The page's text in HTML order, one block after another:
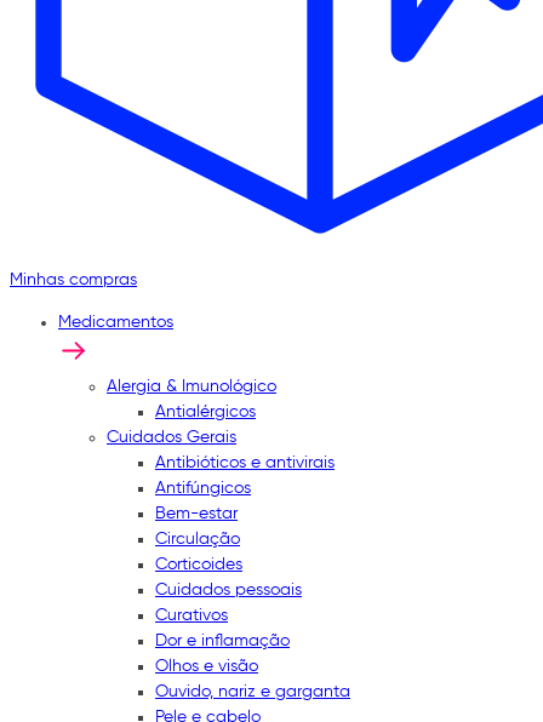
Minhas compras
Medicamentos
Alergia & Imunológico
Antialérgicos
Cuidados Gerais
Antibióticos e antivirais
Antifúngicos
Bem-estar
Circulação
Corticoides
Cuidados pessoais
Curativos
Dor e inflamação
Olhos e visão
Ouvido, nariz e garganta
Pele e cabelo